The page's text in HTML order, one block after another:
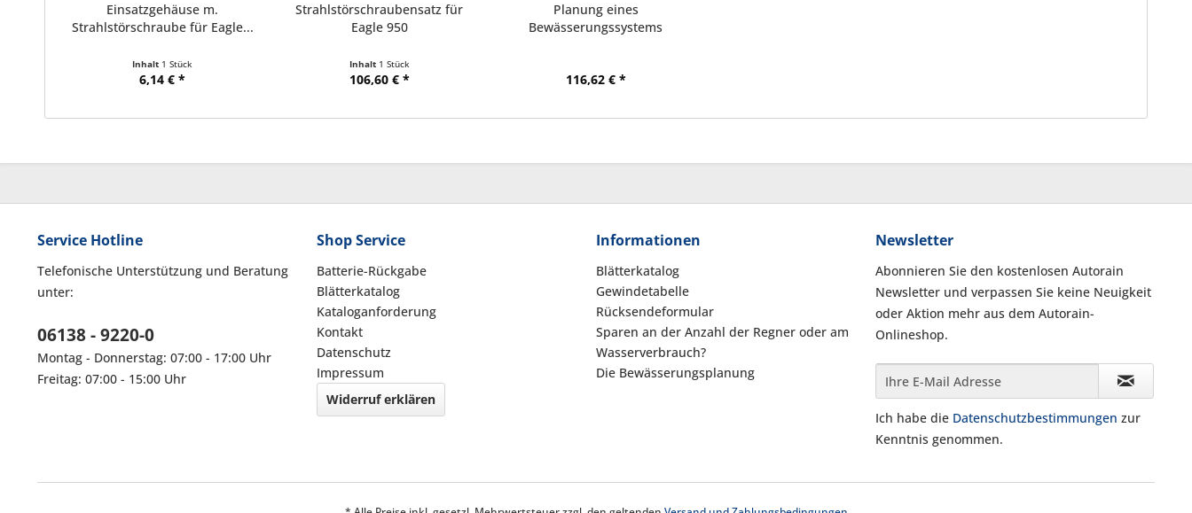
Einsatzgehäuse m.
Strahlstörschraube für Eagle...
Inhalt 1 Stück
6,14 € *
Strahlstörschraubensatz für
Eagle 950
Inhalt 1 Stück
106,60 € *
Planung eines
Bewässerungssystems
116,62 € *
Service Hotline
Telefonische Unterstützung und Beratung
unter:
06138 - 9220-0
Montag - Donnerstag: 07:00 - 17:00 Uhr
Freitag: 07:00 - 15:00 Uhr
Shop Service
Batterie-Rückgabe
Blätterkatalog
Kataloganforderung
Kontakt
Datenschutz
Impressum
Widerruf erklären
Informationen
Blätterkatalog
Gewindetabelle
Rücksendeformular
Sparen an der Anzahl der Regner oder am
Wasserverbrauch?
Die Bewässerungsplanung
Newsletter
Abonnieren Sie den kostenlosen Autorain
Newsletter und verpassen Sie keine Neuigkeit
oder Aktion mehr aus dem Autorain-
Onlineshop.
Ich habe die Datenschutzbestimmungen zur
Kenntnis genommen.